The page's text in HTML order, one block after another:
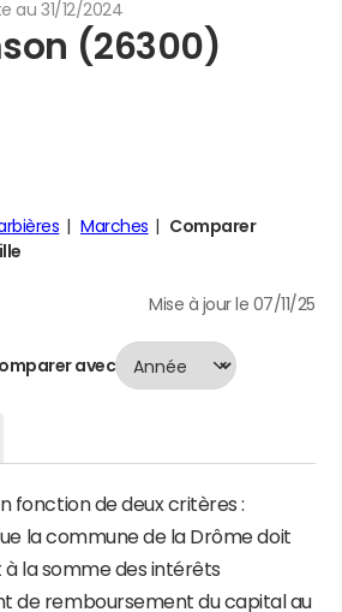
au 31/12/2024
(26300)
Marches
Comparer
Mise à jour le 07/11/25
avec
fonction de deux critères :
la commune de la Drôme doit
à la somme des intérêts
de remboursement du capital au